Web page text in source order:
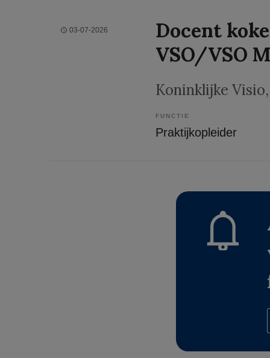
03-07-2026
Docent
VSO/VSO
Koninklijke Visio
FUNCTIE
Praktijkopleider